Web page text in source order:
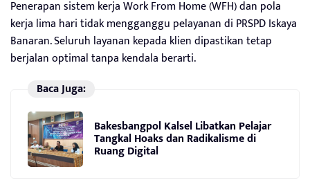
Penerapan sistem kerja Work From Home (WFH) dan pola
kerja lima hari tidak mengganggu pelayanan di PRSPD Iskaya
Banaran. Seluruh layanan kepada klien dipastikan tetap
berjalan optimal tanpa kendala berarti.
Baca Juga:
Bakesbangpol Kalsel Libatkan Pelajar
Tangkal Hoaks dan Radikalisme di
Ruang Digital